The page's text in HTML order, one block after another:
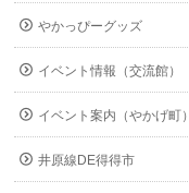
やかっぴーグッズ
イベント情報（交流館）
イベント案内（やかげ町）
井原線DE得得市